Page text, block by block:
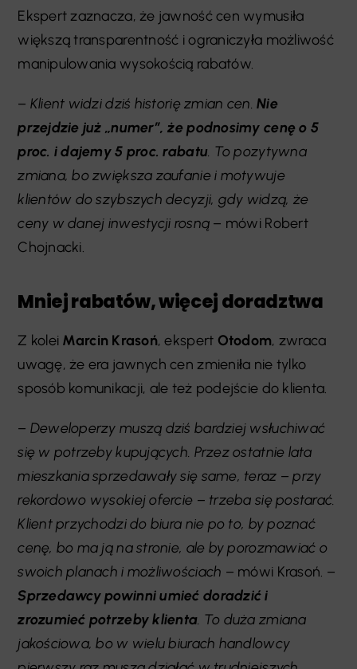
Ekspert zaznacza, że jawność cen wymusiła
większą transparentność i ograniczyła możliwość
manipulowania wysokością rabatów.
– Klient widzi dziś historię zmian cen.Nie
przejdzie już „numer”, że podnosimy cenę o 5
proc. i dajemy 5 proc. rabatu. To pozytywna
zmiana, bo zwiększa zaufanie i motywuje
klientów do szybszych decyzji, gdy widzą, że
ceny w danej inwestycji rosną – mówi Robert
Chojnacki.
Mniej rabatów, więcej doradztwa
Z kolei Marcin Krasoń, ekspert Otodom, zwraca
uwagę, że era jawnych cen zmieniła nie tylko
sposób komunikacji, ale też podejście do klienta.
– Deweloperzy muszą dziś bardziej wsłuchiwać
się w potrzeby kupujących. Przez ostatnie lata
mieszkania sprzedawały się same, teraz –przy
rekordowo wysokiej ofercie – trzeba się postarać.
Klient przychodzi do biura nie po to, by poznać
cenę, bo ma ją na stronie, ale by porozmawiać o
swoich planach i możliwościach – mówi Krasoń. –
Sprzedawcy powinni umieć doradzić i
zrozumieć potrzeby klienta. To duża zmiana
jakościowa, bo w wielu biurach handlowcy